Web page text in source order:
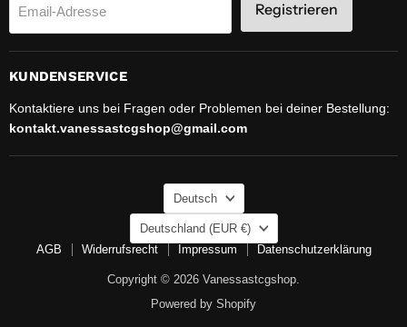
Email-Adresse Registrieren
KUNDENSERVICE
Kontaktiere uns bei Fragen oder Problemen bei deiner Bestellung:
kontakt.vanessastcgshop@gmail.com
SPRACHE
Deutsch
LAND
Deutschland
(EUR €)
AGB
Widerrufsrecht Impressum Datenschutzerklärung
Copyright © 2026 Vanessastcgshop.
Powered by Shopify